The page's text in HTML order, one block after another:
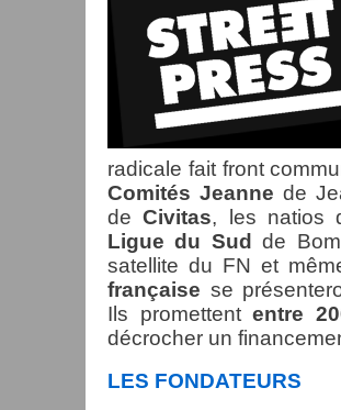
radicale fait front
Comités Jeanne de
deCivitas, les natios
Ligue du Sud
de
satellite du FN et
française se
Ils promettent entre
décrocher un
LES FONDATEURS